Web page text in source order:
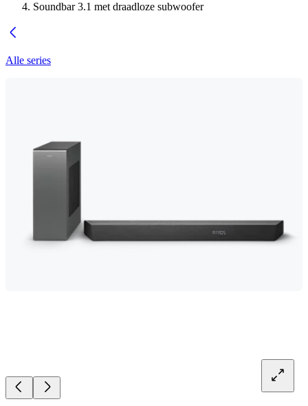
Soundbar 3.1 met draadloze subwoofer
Alle series